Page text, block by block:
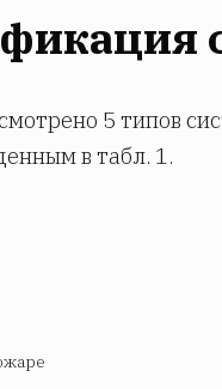
5 типов
в табл. 1.